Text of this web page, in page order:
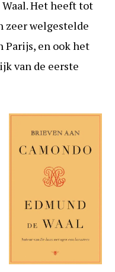
Het heeft tot
zeer welgestelde
Parijs, en ook het
van de eerste